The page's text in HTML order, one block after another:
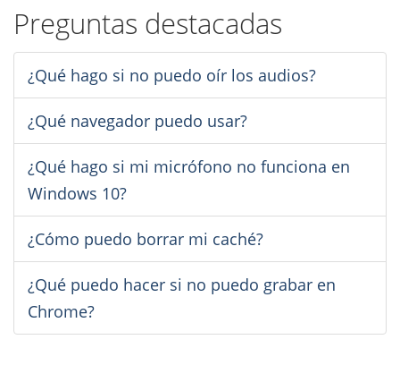
Preguntas destacadas
¿Qué hago si no puedo oír los audios?
¿Qué navegador puedo usar?
¿Qué hago si mi micrófono no funciona en
Windows 10?
¿Cómo puedo borrar mi caché?
¿Qué puedo hacer si no puedo grabar en
Chrome?